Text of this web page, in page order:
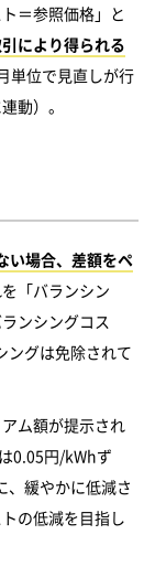
＝参照価格」と
により得られる
単位で見直しが行
動）。
い場合、差額をペ
「バランシン
ンシングコス
ングは免除されて
ム額が提示され
0.05円/kWhず
、緩やかに低減さ
の低減を目指し